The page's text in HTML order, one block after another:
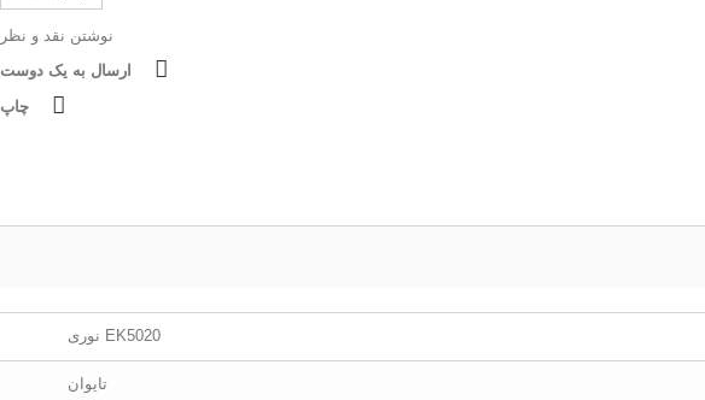
نوشتن نقد و نظر
ارسال به یک دوست
چاپ
نوری EK5020
تایوان